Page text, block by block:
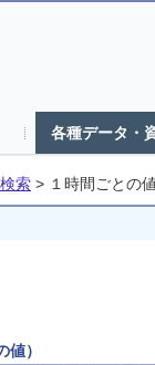
各種データ・
索 > １時間ごとの
）